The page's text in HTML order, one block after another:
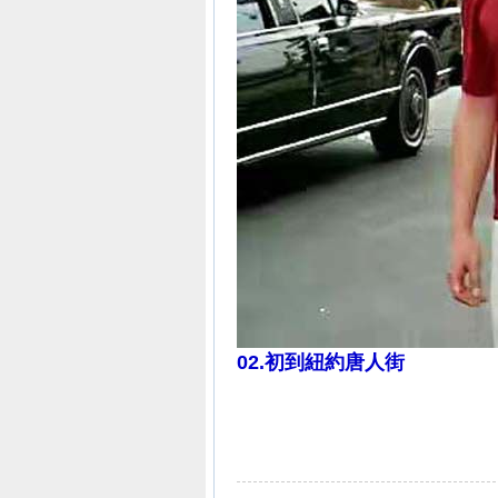
02.初到紐約唐人街